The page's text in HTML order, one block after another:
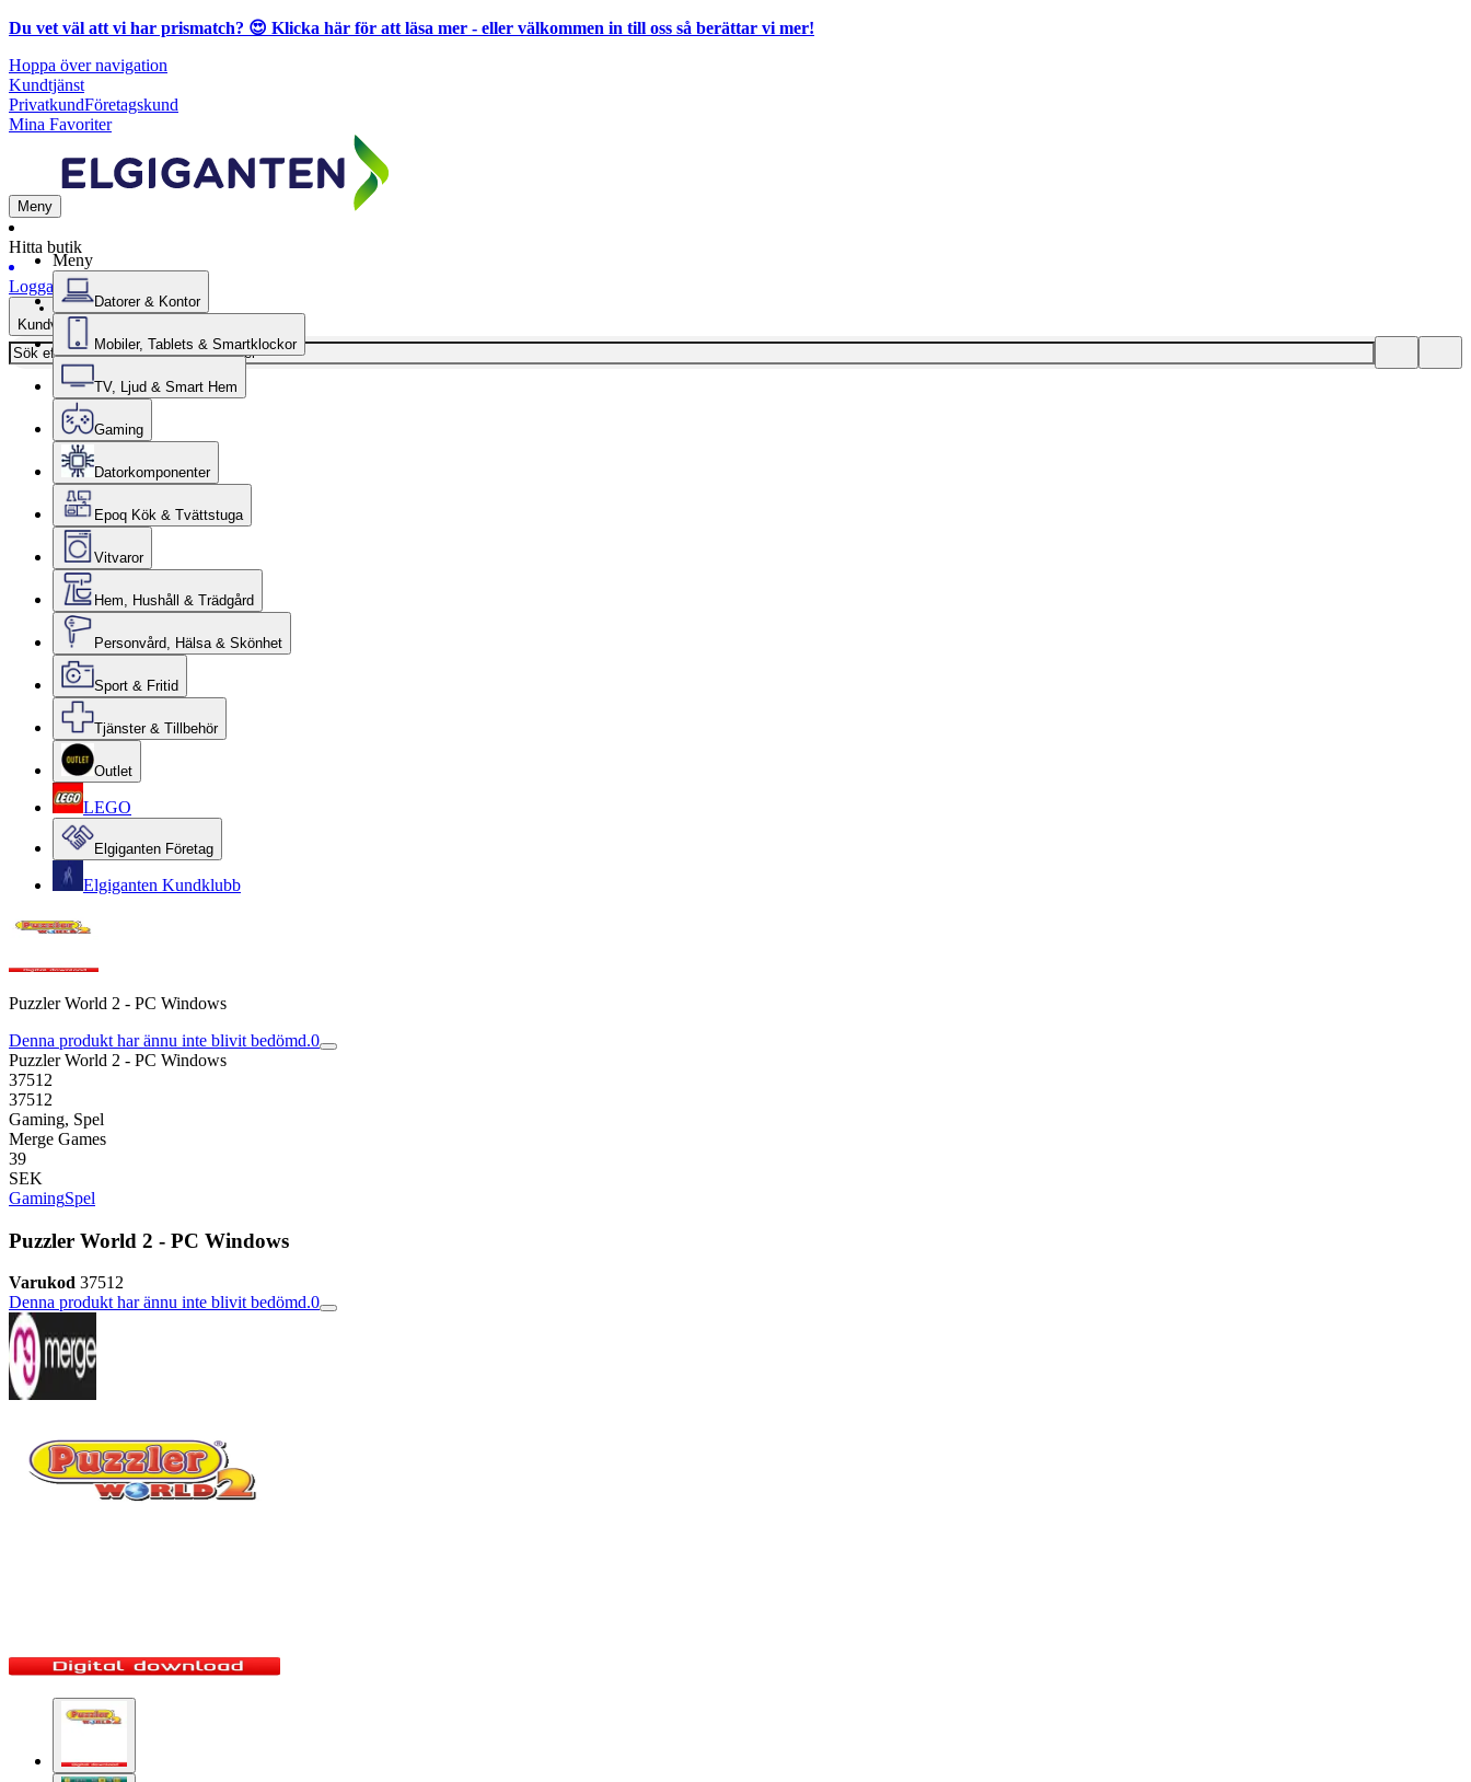
Du vet väl att vi har prismatch? 😍 Klicka här för att läsa mer - eller välkommen in till oss så berättar vi mer!
Hoppa över navigation
Kundtjänst
PrivatkundFöretagskund
Mina Favoriter
Meny
Hitta butik
Logga in
Kundvagn
Meny
Datorer & Kontor
Mobiler, Tablets & Smartklockor
TV, Ljud & Smart Hem
Gaming
Datorkomponenter
Epoq Kök & Tvättstuga
Vitvaror
Hem, Hushåll & Trädgård
Personvård, Hälsa & Skönhet
Sport & Fritid
Tjänster & Tillbehör
Outlet
LEGO
Elgiganten Företag
Elgiganten Kundklubb
Puzzler World 2 - PC Windows
Denna produkt har ännu inte blivit bedömd.0
Puzzler World 2 - PC Windows
37512
37512
Gaming, Spel
Merge Games
39
SEK
GamingSpel
Puzzler World 2 - PC Windows
Varukod 37512
Denna produkt har ännu inte blivit bedömd.0